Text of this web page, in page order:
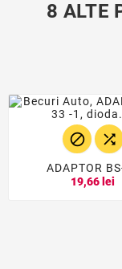
8 ALTE
 
ADAPTOR
19,66 lei